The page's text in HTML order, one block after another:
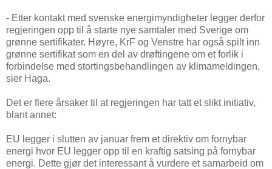
- Etter kontakt med svenske energimyndigheter legger derfor
regjeringen opp til å starte nye samtaler med Sverige om
grønne sertifikater. Høyre, KrF og Venstre har også spilt inn
grønne sertifikat som en del av drøftingene om et forlik i
forbindelse med stortingsbehandlingen av klimameldingen,
sier Haga.
Det er flere årsaker til at regjeringen har tatt et slikt initiativ,
blant annet:
EU legger i slutten av januar frem et direktiv om fornybar
energi hvor EU legger opp til en kraftig satsing på fornybar
energi. Dette gjør det interessant å vurdere et samarbeid om